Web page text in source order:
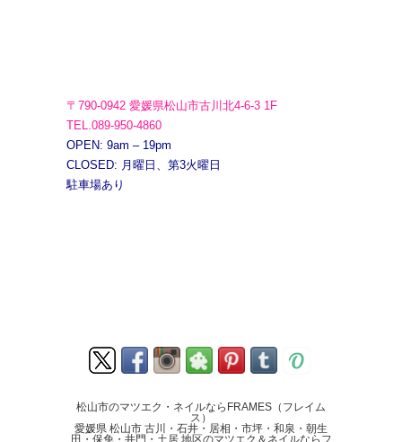
〒790-0942 愛媛県松山市古川北4-6-3 1F
TEL.089-950-4860
OPEN: 9am – 19pm
CLOSED: 月曜日、第3火曜日
駐車場あり
松山市のマツエク・ネイルならFRAMES（フレイム
ス）
愛媛県 松山市 古川・石井・居相・市坪・和泉・朝生
田・保免・井門・土居 地区のマツエク＆ネイルならフ